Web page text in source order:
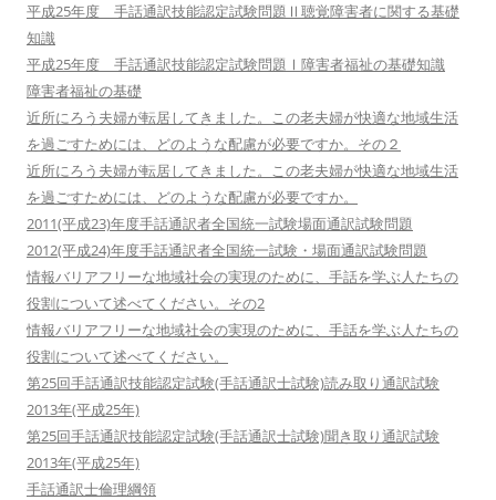
平成25年度 手話通訳技能認定試験問題Ⅱ聴覚障害者に関する基礎
知識
平成25年度 手話通訳技能認定試験問題Ⅰ障害者福祉の基礎知識
障害者福祉の基礎
近所にろう夫婦が転居してきました。この老夫婦が快適な地域生活
を過ごすためには、どのような配慮が必要ですか。その２
近所にろう夫婦が転居してきました。この老夫婦が快適な地域生活
を過ごすためには、どのような配慮が必要ですか。
2011(平成23)年度手話通訳者全国統一試験場面通訳試験問題
2012(平成24)年度手話通訳者全国統一試験・場面通訳試験問題
情報バリアフリーな地域社会の実現のために、手話を学ぶ人たちの
役割について述べてください。その2
情報バリアフリーな地域社会の実現のために、手話を学ぶ人たちの
役割について述べてください。
第25回手話通訳技能認定試験(手話通訳士試験)読み取り通訳試験
2013年(平成25年)
第25回手話通訳技能認定試験(手話通訳士試験)聞き取り通訳試験
2013年(平成25年)
手話通訳士倫理綱領